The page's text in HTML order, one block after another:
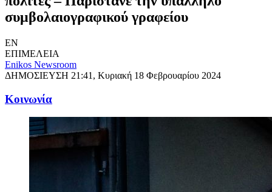
συμβολαιογραφικού γραφείου
EN
ΕΠΙΜΕΛΕΙΑ
Enikos Newsroom
ΔΗΜΟΣΙΕΥΣΗ 21:41, Κυριακή 18 Φεβρουαρίου 2024
Κοινωνία